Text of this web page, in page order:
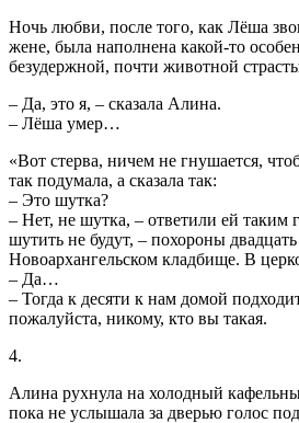
Ночь любви, после того, как Лёша
жене, была наполнена какой-то
безудержной, почти животной
– Да, это я, – сказала Алина.
– Лёша умер…
«Вот стерва, ничем не гнушается,
так подумала, а сказала так:
– Это шутка?
– Нет, не шутка, – ответили ей таким
шутить не будут, – похороны двадцать
Новоархангельском кладбище. В
– Да…
– Тогда к десяти к нам домой
пожалуйста, никому, кто вы такая.
4.
Алина рухнула на холодный
пока не услышала за дверью голос